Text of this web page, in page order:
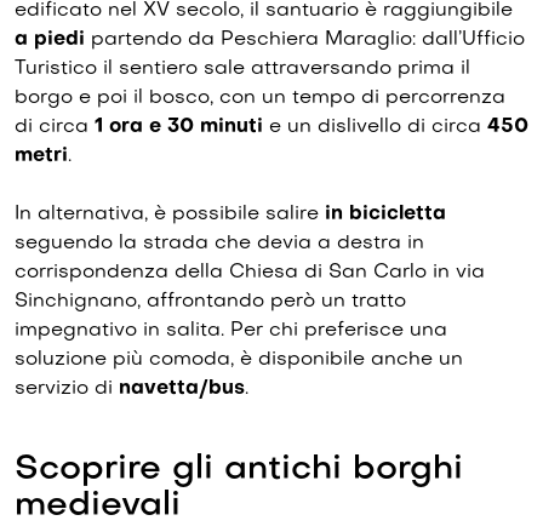
edificato nel XV secolo, il santuario è raggiungibile
a piedi partendo da Peschiera Maraglio: dall’Ufficio
Turistico il sentiero sale attraversando prima il
borgo e poi il bosco, con un tempo di percorrenza
di circa 1 ora e 30 minuti e un dislivello di circa 450
metri.
In alternativa, è possibile salire in bicicletta
seguendo la strada che devia a destra in
corrispondenza della Chiesa di San Carlo in via
Sinchignano, affrontando però un tratto
impegnativo in salita. Per chi preferisce una
soluzione più comoda, è disponibile anche un
servizio di navetta/bus.
Scoprire gli antichi borghi
medievali